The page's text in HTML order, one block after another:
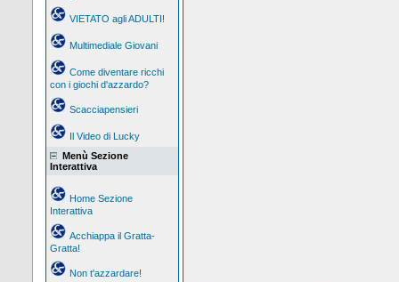
VIETATO agli ADULTI!
Multimediale Giovani
Come diventare ricchi
con i giochi d'azzardo?
Scacciapensieri
Il Video di Lucky
Menù Sezione
Interattiva
Home Sezione
Interattiva
Acchiappa il Gratta-
Gratta!
Non t'azzardare!